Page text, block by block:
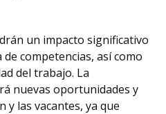
un impacto significativo
competencias, así como
del trabajo. La
nuevas oportunidades y
las vacantes, ya que